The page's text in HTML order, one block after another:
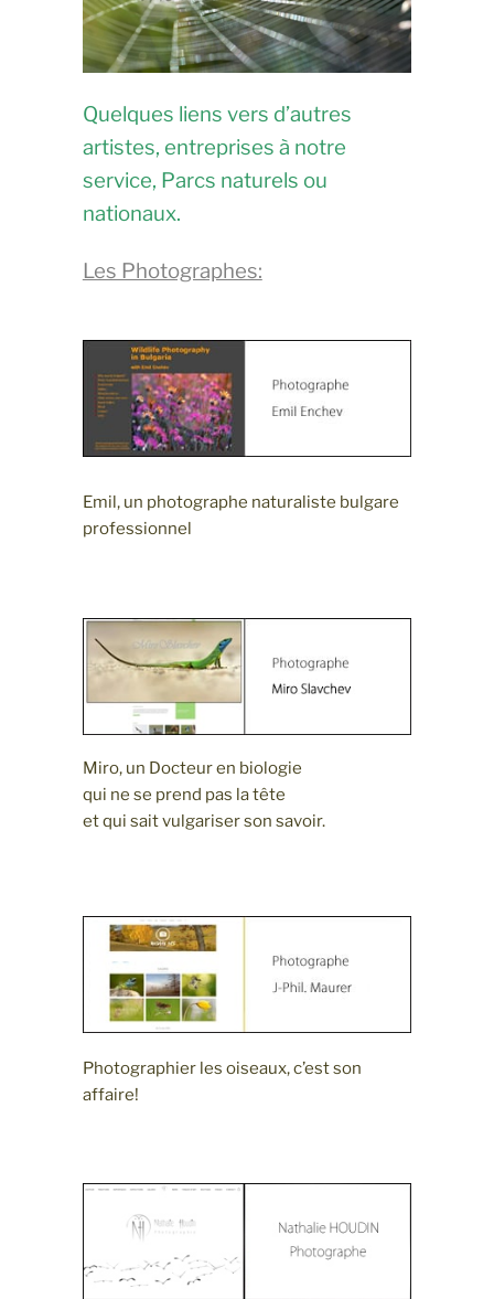
Quelques liens vers d’autres
artistes, entreprises à notre
service, Parcs naturels ou
nationaux.
Les Photographes:
Emil, un photographe naturaliste bulgare
professionnel
Miro, un Docteur en biologie
qui ne se prend pas la tête
et qui sait vulgariser son savoir.
Photographier les oiseaux, c’est son
affaire!